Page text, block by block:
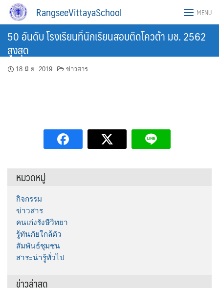
Skip
content
RangseeVittayaSchool MENU
50 อันดับ โรงเรียนที่นักเรียนสอบติดโควต้า มช. 2562
สูงสุด
18 มิ.ย. 2019 ข่าวสาร
หมวดหมู่
กิจกรรม
ข่าวสาร
คนเก่งรังษีวิทยา
รู้ทันภัยใกล้ตัว
สัมพันธ์ชุมชน
สาระน่ารู้ทั่วไป
ข่าวล่าสุด